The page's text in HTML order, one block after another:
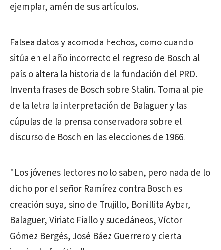
ejemplar, amén de sus artículos.
Falsea datos y acomoda hechos, como cuando
sitúa en el año incorrecto el regreso de Bosch al
país o altera la historia de la fundación del PRD.
Inventa frases de Bosch sobre Stalin. Toma al pie
de la letra la interpretación de Balaguer y las
cúpulas de la prensa conservadora sobre el
discurso de Bosch en las elecciones de 1966.
"Los jóvenes lectores no lo saben, pero nada de lo
dicho por el señor Ramírez contra Bosch es
creación suya, sino de Trujillo, Bonillita Aybar,
Balaguer, Viriato Fiallo y sucedáneos, Víctor
Gómez Bergés, José Báez Guerrero y cierta